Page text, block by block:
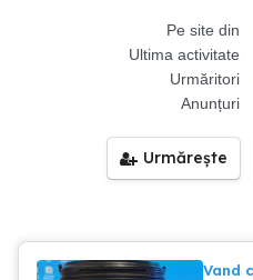
Pe site din
Ultima activitate
Urmăritori
Anunțuri
Urmărește
Vand